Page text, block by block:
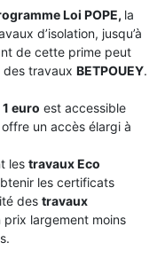
Loi POPE, la
d’isolation, jusqu’à
de cette prime peut
des travaux BETPOUEY.
euro est accessible
un accès élargi à
les travaux Eco
les certificats
des travaux
prix largement moins